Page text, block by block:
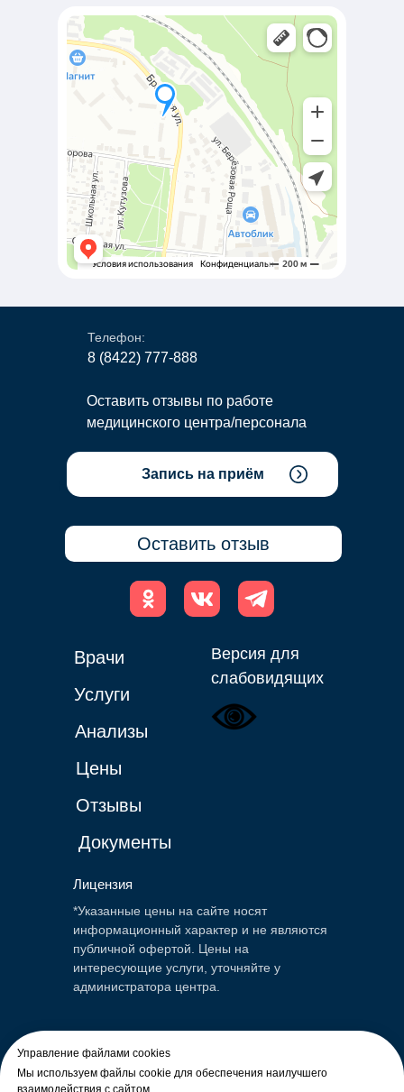
Телефон:
8 (8422) 777-888
Наш E-mail
Услуги
Цены
Отзывы
Документы
Запись на приём
Врачи
Оставить отзывы по работе
медицинского центра/персонала
ПРОКОНСУЛЬТИРОВАТЬСЯ СО
Версия для
слабовидящих
*Указанные цены на сайте носят
информационный характер и не являются
публичной офертой. Цены на
интересующие услуги, уточняйте у
администратора центра.
Лицензия
Анализы
Оставить отзыв
Управление файлами cookies
Мы используем файлы cookie для обеспечения наилучшего